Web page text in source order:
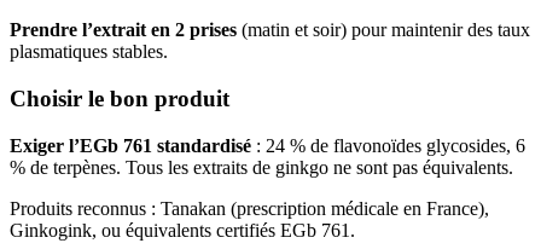
Prendre l’extrait en 2 prises (matin et soir) pour maintenir des taux
plasmatiques stables.
Choisir le bon produit
Exiger l’EGb 761 standardisé : 24 % de flavonoïdes glycosides, 6
% de terpènes. Tous les extraits de ginkgo ne sont pas équivalents.
Produits reconnus : Tanakan (prescription médicale en France),
Ginkogink, ou équivalents certifiés EGb 761.